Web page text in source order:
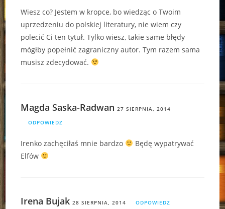
Wiesz co? Jestem w kropce, bo wiedząc o Twoim
uprzedzeniu do polskiej literatury, nie wiem czy
polecić Ci ten tytuł. Tylko wiesz, takie same błędy
mógłby popełnić zagraniczny autor. Tym razem sama
musisz zdecydować.
Magda Saska-Radwan 27 SIERPNIA, 2014
ODPOWIEDZ
Irenko zachęciłaś mnie bardzo
Będę wypatrywać
Elfów
Irena Bujak 28 SIERPNIA, 2014 ODPOWIEDZ